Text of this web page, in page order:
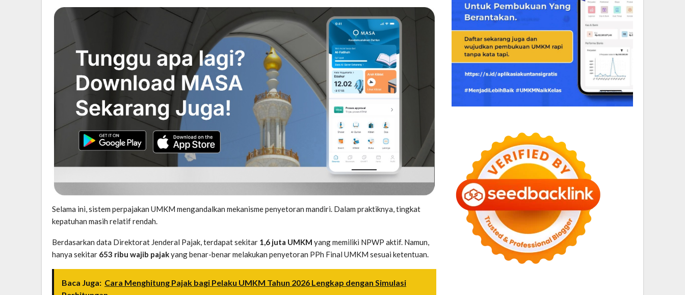
Selama ini, sistem perpajakan UMKM mengandalkan mekanisme penyetoran mandiri. Dalam praktiknya, tingkat
kepatuhan masih relatif rendah.
Berdasarkan data Direktorat Jenderal Pajak, terdapat sekitar 1,6 juta UMKM yang memiliki NPWP aktif. Namun,
hanya sekitar 653 ribu wajib pajakyang benar-benar melakukan penyetoran PPh Final UMKM sesuai ketentuan.
Baca Juga: Cara Menghitung Pajak bagi Pelaku UMKM Tahun 2026 Lengkap dengan Simulasi